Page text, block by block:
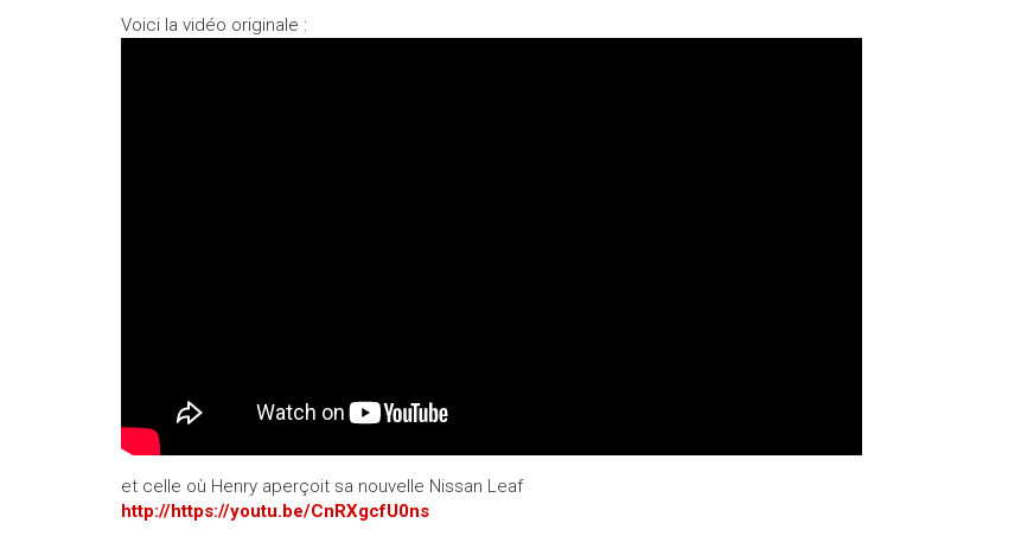
Voici la vidéo originale :
et celle où Henry aperçoit sa nouvelle Nissan Leaf
http://https://youtu.be/CnRXgcfU0ns